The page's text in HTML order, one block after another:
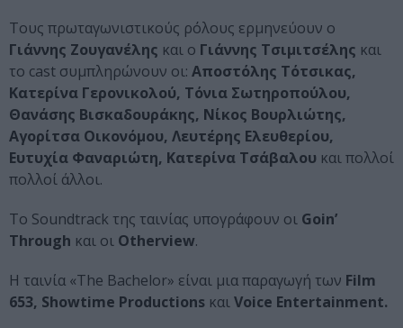
Τους πρωταγωνιστικούς ρόλους ερμηνεύουν ο
Γιάννης Ζουγανέλης και ο Γιάννης Τσιμιτσέλης και
το cast συμπληρώνουν οι: Αποστόλης Τότσικας,
Κατερίνα Γερονικολού, Τόνια Σωτηροπούλου,
Θανάσης Βισκαδουράκης, Νίκος Βουρλιώτης,
Αγορίτσα Οικονόμου, Λευτέρης Ελευθερίου,
Ευτυχία Φαναριώτη, Κατερίνα Τσάβαλου και πολλοί
πολλοί άλλοι.
Το Soundtrack της ταινίας υπογράφουν οι Goin’
Through και οι Otherview.
Η ταινία «The Bachelor» είναι μια παραγωγή των Film
653, Showtime Productions καιVoice Entertainment.